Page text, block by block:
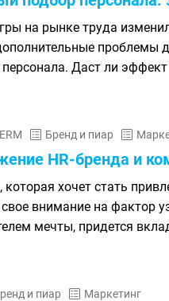
на рынке труда
проблемы
Даст ли
Бренд и пиар
HR-бренда и
хочет стать
внимание на фактор
мечты, придется
и пиар Маркетинг